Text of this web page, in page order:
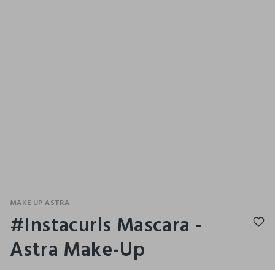
MAKE UP ASTRA
#Instacurls Mascara -
Astra Make-Up